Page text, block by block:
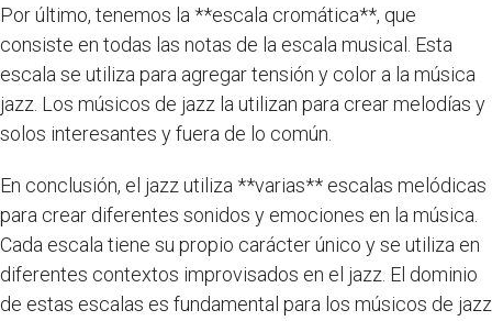
Por último, tenemos la **escala cromática**, que
consiste en todas las notas de la escala musical. Esta
escala se utiliza para agregar tensión y color a la música
jazz. Los músicos de jazz la utilizan para crear melodías y
solos interesantes y fuera de lo común.
En conclusión, el jazz utiliza **varias** escalas melódicas
para crear diferentes sonidos y emociones en la música.
Cada escala tiene su propio carácter único y se utiliza en
diferentes contextos improvisados en el jazz. El dominio
de estas escalas es fundamental para los músicos de jazz